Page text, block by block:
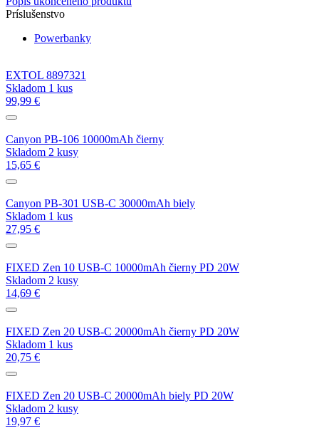
Príslušenstvo
Powerbanky
EXTOL 8897321
Skladom 1 kus
99,99 €
Canyon PB-106 10000mAh čierny
Skladom 2 kusy
15,65 €
Canyon PB-301 USB-C 30000mAh biely
Skladom 1 kus
27,95 €
FIXED Zen 10 USB-C 10000mAh čierny PD 20W
Skladom 2 kusy
14,69 €
FIXED Zen 20 USB-C 20000mAh čierny PD 20W
Skladom 1 kus
20,75 €
FIXED Zen 20 USB-C 20000mAh biely PD 20W
Skladom 2 kusy
19,97 €